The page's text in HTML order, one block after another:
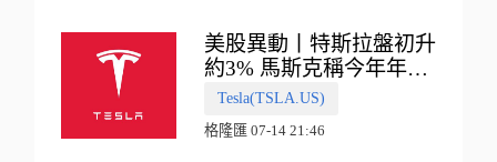
美股異動丨特斯拉盤初升
約3% 馬斯克稱今年年底
會有‘史詩級震撼’的演示
Tesla(TSLA.US)
格隆匯 07-14 21:46